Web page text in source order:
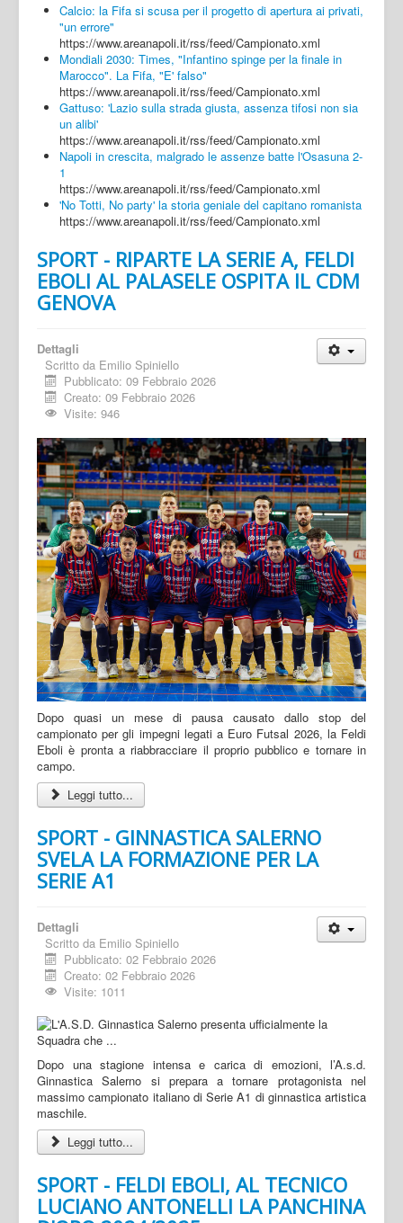
Calcio: la Fifa si scusa per il progetto di apertura ai privati,
"un errore"
https://www.areanapoli.it/rss/feed/Campionato.xml
Mondiali 2030: Times, "Infantino spinge per la finale in
Marocco". La Fifa, "E' falso"
https://www.areanapoli.it/rss/feed/Campionato.xml
Gattuso: 'Lazio sulla strada giusta, assenza tifosi non sia
un alibi'
https://www.areanapoli.it/rss/feed/Campionato.xml
Napoli in crescita, malgrado le assenze batte l'Osasuna 2-
1
https://www.areanapoli.it/rss/feed/Campionato.xml
'No Totti, No party' la storia geniale del capitano romanista
https://www.areanapoli.it/rss/feed/Campionato.xml
SPORT - RIPARTE LA SERIE A, FELDI
EBOLI AL PALASELE OSPITA IL CDM
GENOVA
Dettagli
Scritto da Emilio Spiniello
Pubblicato: 09 Febbraio 2026
Creato: 09 Febbraio 2026
Visite: 946
Dopo quasi un mese di pausa causato dallo stop del
campionato per gli impegni legati a Euro Futsal 2026, la Feldi
Eboli è pronta a riabbracciare il proprio pubblico e tornare in
campo.
Leggi tutto...
SPORT - GINNASTICA SALERNO
SVELA LA FORMAZIONE PER LA
SERIE A1
Dettagli
Scritto da Emilio Spiniello
Pubblicato: 02 Febbraio 2026
Creato: 02 Febbraio 2026
Visite: 1011
Dopo una stagione intensa e carica di emozioni, l’A.s.d.
Ginnastica Salerno si prepara a tornare protagonista nel
massimo campionato italiano di Serie A1 di ginnastica artistica
maschile.
Leggi tutto...
SPORT - FELDI EBOLI, AL TECNICO
LUCIANO ANTONELLI LA PANCHINA